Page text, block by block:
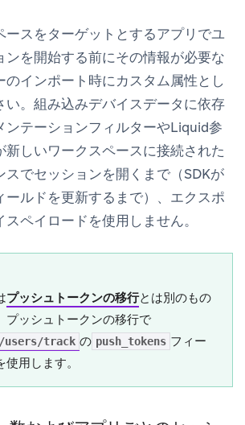
ースをターゲットとするアプリでユ
ンを開始する前にその情報が必要な
のインポート時にカスタム属性とし
い。組み込みデバイスデータに依存
ンテーションフィルターやLiquid参
新しいワークスペースに接続された
スでセッションを開くまで（SDKが
ールドを更新するまで）、エクスポ
ペイロードを使用しません。
プッシュトークンの移行とは別のもの
プッシュトークンの移行で
/users/track の push_tokens フィー
使用します。